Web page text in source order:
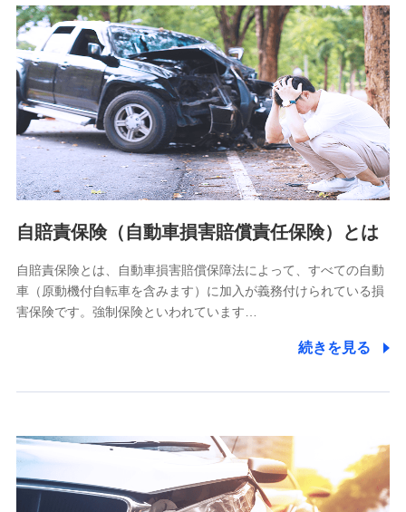
分析するため
当社の対応品質向上やお問い合わせ内容の正確な把握のため
個人情報保護管理者の職名、連絡先
株式会社ドコモ・インシュアランス 営業部長
〒103-0013 東京都中央区日本橋人形町2-14-10 アーバン
ネット日本橋ビル 3F
株式会社ドコモ・インシュアランス
個人情報の第三者提供について
除き、第三者に提供いたしません。
業務の委託
当社は利用目的の達成に必要な範囲内において個人情報の取
【共同して利用される利用データの項目】
当社又は株式会社NTTドコモがサービス提供等を通じて取得
した、以下の情報などの個人データ
自賠責保険（自動車損害賠償責任保険）とは
自賠責保険とは、自動車損害賠償保障法によって、すべての自動
車（原動機付自転車を含みます）に加入が義務付けられている損
害保険です。強制保険といわれています…
続きを見る